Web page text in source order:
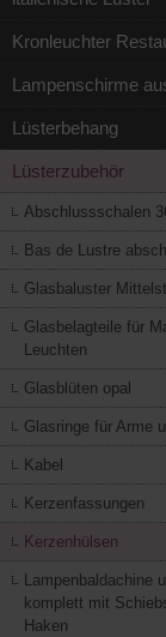
Kronleuchter
Lampenschirme
Lüsterbehang
Lüsterzubehör
Abschlussschalen
Bas de Lustre
Glasbaluster
Glasbelagteile für
Leuchten
Glasblüten opal
Glasringe für Arme
Kabel
Kerzenfassungen
Kerzenhülsen
Lampenbaldachine
komplett mit
Haken